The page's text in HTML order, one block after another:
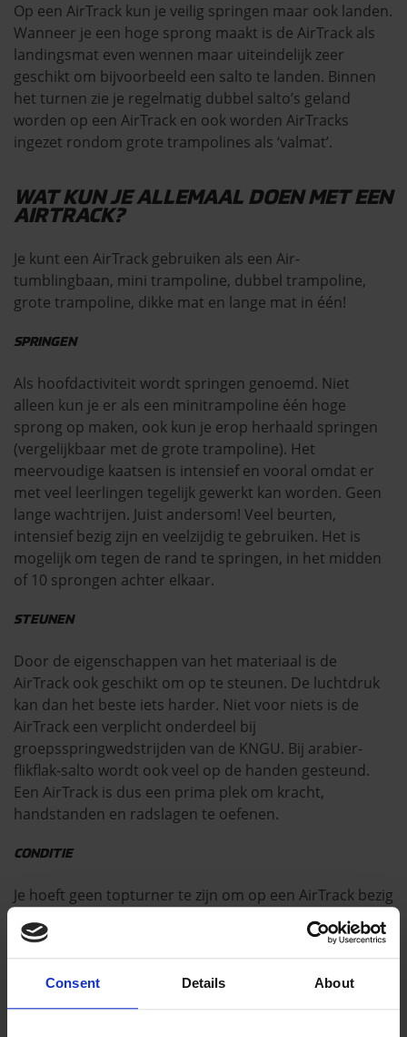
Consent Details About
Op een AirTrack kun je veilig springen maar ook landen.
Wanneer je een hoge sprong maakt is de AirTrack als
landingsmat even wennen maar uiteindelijk zeer
geschikt om bijvoorbeeld een salto te landen. Binnen
het turnen zie je regelmatig dubbel salto’s geland
worden op een AirTrack en ook worden AirTracks
ingezet rondom grote trampolines als ‘valmat’.
WAT KUN JE ALLEMAAL DOEN MET EEN
AIRTRACK?
Je kunt een AirTrack gebruiken als een Air-
tumblingbaan, mini trampoline, dubbel trampoline,
grote trampoline, dikke mat en lange mat in één!
SPRINGEN
Als hoofdactiviteit wordt springen genoemd. Niet
alleen kun je er als een minitrampoline één hoge
sprong op maken, ook kun je erop herhaald springen
(vergelijkbaar met de grote trampoline). Het
meervoudige kaatsen is intensief en vooral omdat er
met veel leerlingen tegelijk gewerkt kan worden. Geen
lange wachtrijen. Juist andersom! Veel beurten,
intensief bezig zijn en veelzijdig te gebruiken. Het is
mogelijk om tegen de rand te springen, in het midden
of 10 sprongen achter elkaar.
STEUNEN
Door de eigenschappen van het materiaal is de
AirTrack ook geschikt om op te steunen. De luchtdruk
kan dan het beste iets harder. Niet voor niets is de
AirTrack een verplicht onderdeel bij
groepsspringwedstrijden van de KNGU. Bij arabier-
flikflak-salto wordt ook veel op de handen gesteund.
Een AirTrack is dus een prima plek om kracht,
handstanden en radslagen te oefenen.
CONDITIE
Je hoeft geen topturner te zijn om op een AirTrack bezig
te zijn. Elke sporter van elke leeftijd kan kruipen, lopen,
rennen, rollen of springen op een AirTrack. Door de
zachte, verende ondergrond is de AirTrack een toestel
wat spieren, gewrichten, coördinatie en balans
versterkt! Met een beetje fantasie en voorbereiding